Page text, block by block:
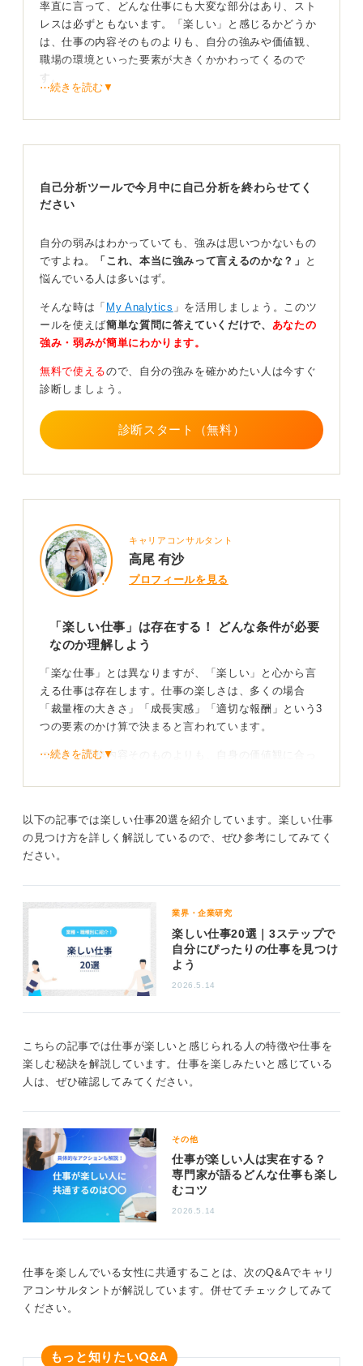
率直に言って、どんな仕事にも大変な部分はあり、スト
レスは必ずともないます。「楽しい」と感じるかどうか
は、仕事の内容そのものよりも、自分の強みや価値観、
職場の環境といった要素が大きくかかわってくるので
す。
た考え方では、なかなか見つからないでしょう。まず大
人が「楽しい」という仕事が、必ずしも自分にとって楽
しいとは限りません。そのような選択は避けてほしいと
体験があなたの羅針盤！ 多角的な視点で「満足感」
を探っていこう
自分の強みや好きなことを見つけるためには、インター
ンシップやアルバイト、ボランティア、あるいは趣味な
ど、実際に体験してみて、そこで何を感じ、何を学んだ
のかを言語化していくと見えてくるはずです。
「楽しい仕事」を求めすぎるのではなく、仕事のなかの
成長感や達成感、同僚や上司との関係性といった「総合
的な満足感」を大切にすると良いでしょう。
か次第だということを、少しとらえ方を変えて考えてみ
0
⋯続きを読む▼
自己分析ツールで今月中に自己分析を終わらせてく
ださい
自分の弱みはわかっていても、強みは思いつかないもの
ですよね。
「これ、本当に強みって言えるのかな？」
と
悩んでいる人は多いはず。
そんな時は「 My Analytics 」を活用しましょう。このツ
ールを使えば簡単な質問に答えていくだけで、 あなたの
強み・弱みが簡単にわかります。
無料で使えるので、自分の強みを確かめたい人は今すぐ
診断しましょう。
診断スタート（無料）
キャリアコンサルタント
高尾 有沙
プロフィールを見る
「楽しい仕事」は存在する！ どんな条件が必要
なのか理解しよう
「楽な仕事」とは異なりますが、「楽しい」と心から言
える仕事は存在します。仕事の楽しさは、多くの場合
「裁量権の大きさ」「成長実感」「適切な報酬」という3
つの要素のかけ算で決まると言われています。
つまり、業務内容そのものよりも、自身の価値観に合っ
とで成長を実感でき、その貢献が正当に評価・報酬に反
すいのです。
自己分析で「没頭できること」を見つけることが大
したがって、「楽しい仕事」を職種名から探すのではな
く、まずは自己分析を通じて「自分はどのような活動に
時間を忘れて没頭できるのか」を過去の行動記録から洗
い出します。
OB・OG訪問などで、社員の1日の具体的なタイムスケジ
ュールをたずね、それを自身で疑似体験してみるのも良
い方法だと思います。
その際に「ワクワクする気持ち」よりも「ストレス」が
上回るようであれば、その職種は候補から早期に除外す
ることで、効率的にキャリアの選択肢を絞り込むことが
できるでしょう。
⋯続きを読む▼
以下の記事では楽しい仕事20選を紹介しています。楽しい仕事
の見つけ方を詳しく解説しているので、ぜひ参考にしてみてく
ださい。
業界・企業研究
楽しい仕事20選｜3ステップで
自分にぴったりの仕事を見つけ
よう
2026.5.14
こちらの記事では仕事が楽しいと感じられる人の特徴や仕事を
楽しむ秘訣を解説しています。仕事を楽しみたいと感じている
人は、ぜひ確認してみてください。
その他
仕事が楽しい人は実在する？
専門家が語るどんな仕事も楽し
むコツ
2026.5.14
仕事を楽しんでいる女性に共通することは、次のQ&Aでキャリ
アコンサルタントが解説しています。併せてチェックしてみて
ください。
もっと知りたいQ&A